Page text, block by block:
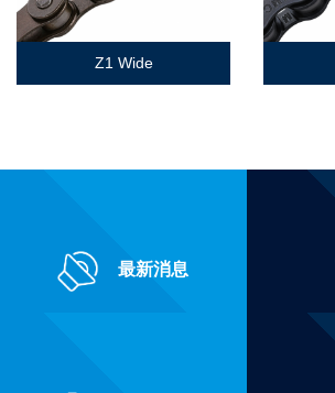
Z1 Wide
最新消息